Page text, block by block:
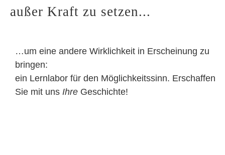
außer Kraft zu setzen...
…um eine andere Wirklichkeit in Erscheinung zu
bringen:
ein Lernlabor für den Möglichkeitssinn. Erschaffen
Sie mit uns Ihre Geschichte!